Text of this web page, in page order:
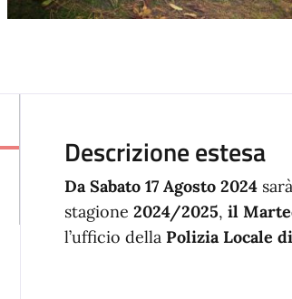
Descrizione estesa
Da Sabato 17 Agosto 2024
stagione 2024/2025, il
l’ufficio della Polizia Locale